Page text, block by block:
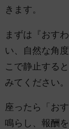
きます。
まずは『おす
い、自然な角
こで静止する
みてください。
座ったら「お
鳴らし、報酬